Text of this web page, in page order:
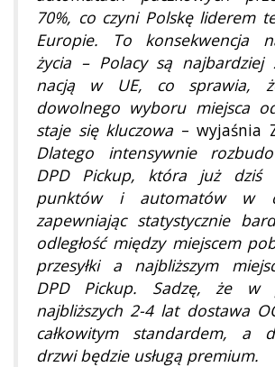
70%, co czyni Polskę liderem
Europie. To konsekwencja
życia – Polacy są najbardziej
nacją w UE, co sprawia,
dowolnego wyboru miejsca
staje się kluczowa – wyjaśnia
Dlatego intensywnie
DPD Pickup, która już dziś
punktów i automatów w
zapewniając statystycznie
odległość między miejscem
przesyłki a najbliższym
DPD Pickup. Sadzę, że w
najbliższych 2-4 lat dostawa
całkowitym standardem, a
drzwi będzie usługą premium.